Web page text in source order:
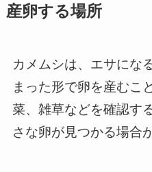
産卵する場所
カメムシは、エサにな
まった形で卵を産むこ
菜、雑草などを確認す
さな卵が見つかる場合